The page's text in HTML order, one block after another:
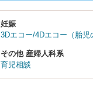
妊娠
3Dエコー/4Dエコー（胎児
その他 産婦人科系
育児相談